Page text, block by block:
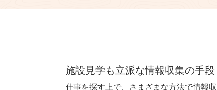
情報収集 施設見学
施設見学も立派な情報収集の手段
仕事を探す上で、さまざまな方法で情報